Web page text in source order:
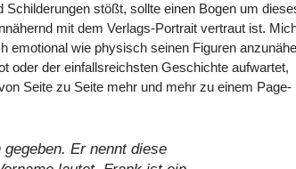
stößt, sollte einen Bogen um
mit dem Verlags-Portrait vertraut ist.
wie physisch seinen Figuren
oder der einfallsreichsten Geschichte aufwartet,
Seite zu Seite mehr und mehr zu einem Page-
Er nennt diese